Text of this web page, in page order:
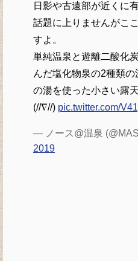
日影や古遠部が近くに
話題に上りませんがこ
すよ。
単純温泉と遊離二酸化
んだ塩化物泉の2種類
の湯を使った小さい露
(//∇//) pic.twitter.com/
— ノース@温泉
2019